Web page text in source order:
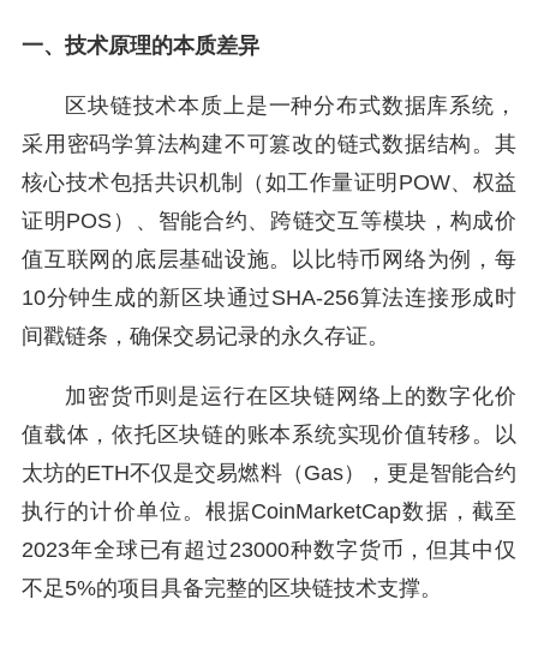
一、技术原理的本质差异
区块链技术本质上是一种分布式数据库系统，
采用密码学算法构建不可篡改的链式数据结构。其
核心技术包括共识机制（如工作量证明POW、权益
证明POS）、智能合约、跨链交互等模块，构成价
值互联网的底层基础设施。以比特币网络为例，每
10分钟生成的新区块通过SHA-256算法连接形成时
间戳链条，确保交易记录的永久存证。
加密货币则是运行在区块链网络上的数字化价
值载体，依托区块链的账本系统实现价值转移。以
太坊的ETH不仅是交易燃料（Gas），更是智能合约
执行的计价单位。根据CoinMarketCap数据，截至
2023年全球已有超过23000种数字货币，但其中仅
不足5%的项目具备完整的区块链技术支撑。